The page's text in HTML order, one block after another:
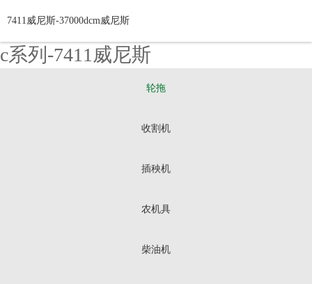
c系列-7411威尼斯
7411威尼斯-37000dcm威尼斯
轮拖
收割机
插秧机
农机具
柴油机